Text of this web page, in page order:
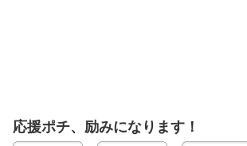
応援ポチ、励みになります！